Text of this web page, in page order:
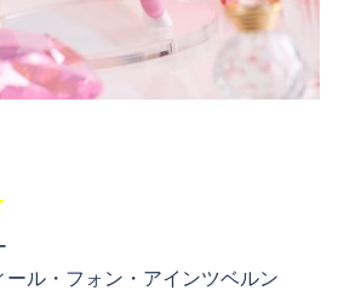
ル・フォン・アインツベルン